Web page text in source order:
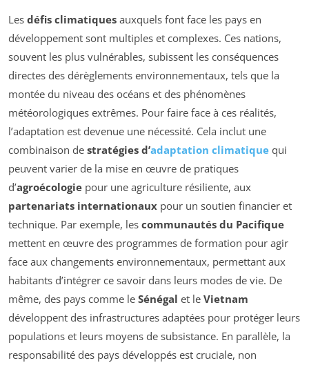
Les défis climatiques auxquels font face les pays en
développement sont multiples et complexes. Ces nations,
souvent les plus vulnérables, subissent les conséquences
directes des dérèglements environnementaux, tels que la
montée du niveau des océans et des phénomènes
météorologiques extrêmes. Pour faire face à ces réalités,
l’adaptation est devenue une nécessité. Cela inclut une
combinaison de stratégies d’adaptation climatique qui
peuvent varier de la mise en œuvre de pratiques
d’agroécologie pour une agriculture résiliente, aux
partenariats internationaux pour un soutien financier et
technique. Par exemple, les communautés du Pacifique
mettent en œuvre des programmes de formation pour agir
face aux changements environnementaux, permettant aux
habitants d’intégrer ce savoir dans leurs modes de vie. De
même, des pays comme le Sénégal et le Vietnam
développent des infrastructures adaptées pour protéger leurs
populations et leurs moyens de subsistance. En parallèle, la
responsabilité des pays développés est cruciale, non